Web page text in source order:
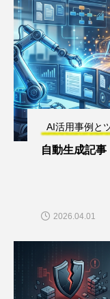
AI活用事例と
自動生成記事
2026.04.01